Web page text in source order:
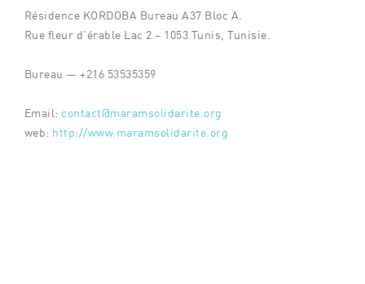
Résidence KORDOBA Bureau A37 Bloc A.
Rue fleur d’érable Lac 2 – 1053 Tunis, Tunisie.
Bureau — +216 53535359
Email: contact@maramsolidarite.org
web: http://www.maramsolidarite.org